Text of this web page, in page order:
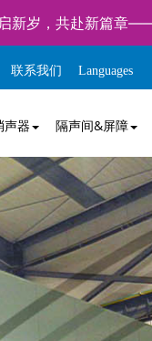
新岁，共赴新篇章
联系我们 Languages
声器 隔声间&屏障